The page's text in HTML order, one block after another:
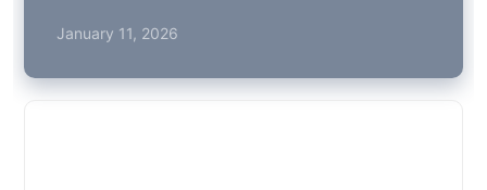
January 11, 2026